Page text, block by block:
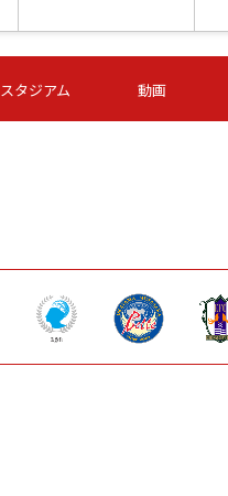
第16節 09/06 (日) 15:00
-
スタジアム 動画